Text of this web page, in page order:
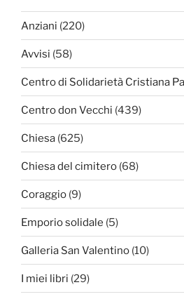
Anziani (220)
Avvisi (58)
Centro di Solidarietà Cristiana
Centro don Vecchi (439)
Chiesa (625)
Chiesa del cimitero (68)
Coraggio (9)
Emporio solidale (5)
Galleria San Valentino (10)
I miei libri (29)